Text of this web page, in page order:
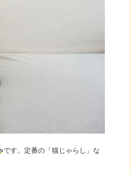
です。定番の「猫じゃらし」な